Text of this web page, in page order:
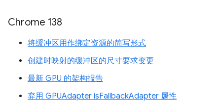
Chrome 138
将缓冲区用作绑定资源的简写形式
创建时映射的缓冲区的尺寸要求变更
最新 GPU 的架构报告
弃用 GPUAdapter isFallbackAdapter 属性